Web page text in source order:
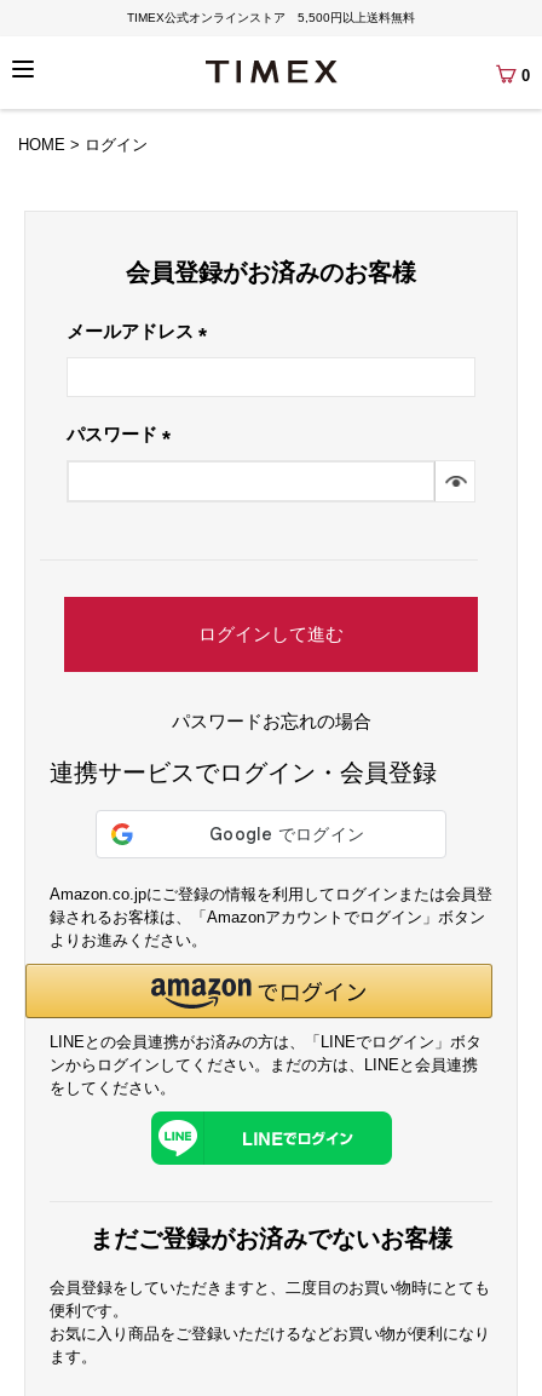
TIMEX公式オンラインストア 5,500円以上送料無料
0
HOME ログイン
会員登録がお済みのお客様
メールアドレス
(必
須)
パスワード
(必
ログインして進む
パスワードお忘れの場合
連携サービスでログイン・会員登録
Amazon.co.jpにご登録の情報を利用してログインまたは会員登
録されるお客様は、「Amazonアカウントでログイン」ボタン
よりお進みください。
LINEとの会員連携がお済みの方は、「LINEでログイン」ボタ
ンからログインしてください。まだの方は、 LINEと会員連携
をしてください。
まだご登録がお済みでないお客様
会員登録をしていただきますと、二度目のお買い物時にとても
便利です。
お気に入り商品をご登録いただけるなどお買い物が便利になり
ます。